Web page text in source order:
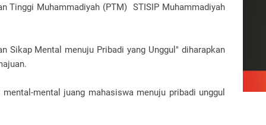
Tinggi Muhammadiyah (PTM) STISIP Muhammadiyah
Sikap Mental menuju Pribadi yang Unggul" diharapkan
mental juang mahasiswa menuju pribadi unggul